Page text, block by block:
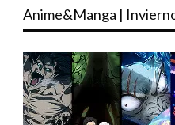
Anime&Manga |